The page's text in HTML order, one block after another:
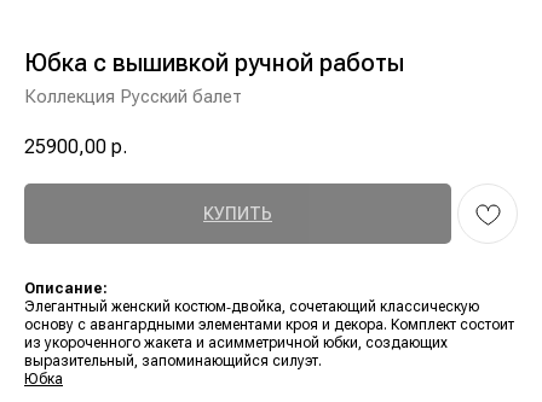
Юбка с вышивкой ручной работы
Коллекция Русский балет
25900,00 р.
КУПИТЬ
Описание:
Элегантный женский костюм‑двойка, сочетающий классическую
основу с авангардными элементами кроя и декора. Комплект состоит
из укороченного жакета и асимметричной юбки, создающих
выразительный, запоминающийся силуэт.
Юбка